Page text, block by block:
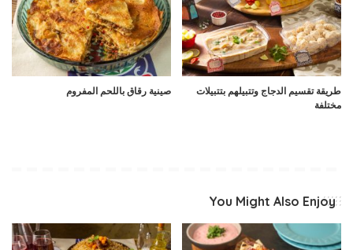
طريقة تقسيم الدجاج وتتبيلهم بتتبيلات
مختلفة
صينية رقاق باللحم المفروم
You Might Also Enjoy